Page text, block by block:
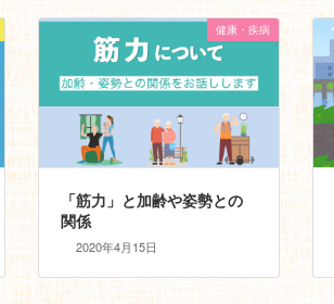
健康・疾病
「筋力」と加齢や姿勢との
関係
2020年4月15日